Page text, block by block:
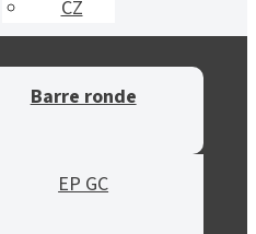
CZ
Barre ronde
EP GC